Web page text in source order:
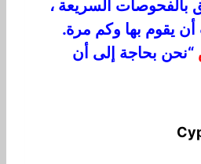
بالفحوصات السريعة ،
يقوم بها وكم مرة.
“نحن بحاجة إلى أن